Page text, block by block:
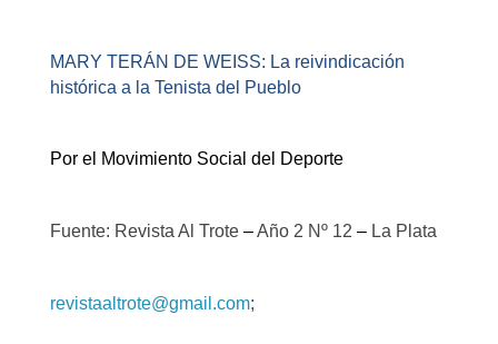
MARY TERÁN DE WEISS: La reivindicación
histórica a la Tenista del Pueblo
Por el Movimiento Social del Deporte
Fuente: Revista Al Trote–Año 2 Nº 12 – La Plata
revistaaltrote@gmail.com;